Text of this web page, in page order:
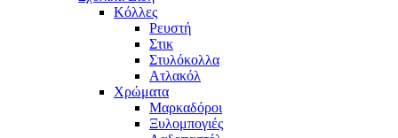
Κόλλες
Ρευστή
Στικ
Στυλόκολλα
Ατλακόλ
Χρώματα
Μαρκαδόροι
Ξυλομπογιές